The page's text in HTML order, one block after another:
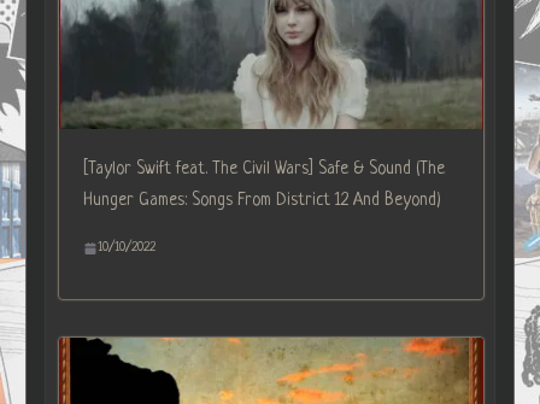
[Taylor Swift feat. The Civil Wars] Safe & Sound (The
Hunger Games: Songs From District 12 And Beyond)
10/10/2022